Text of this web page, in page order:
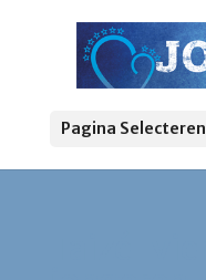
Pagina Selecteren